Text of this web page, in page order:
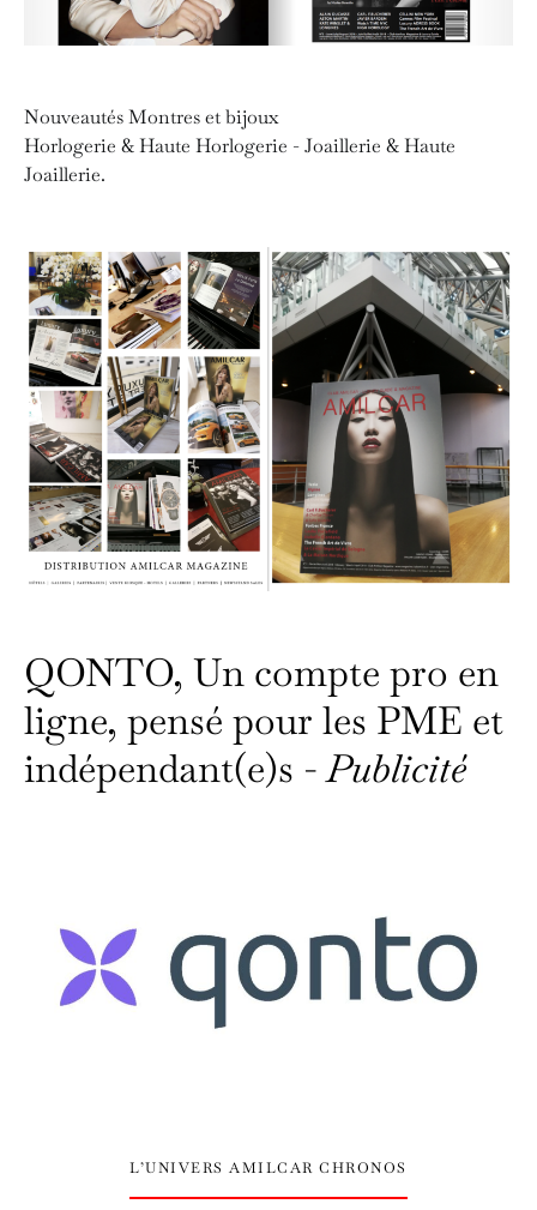
Nouveautés Montres et bijoux
Horlogerie & Haute Horlogerie - Joaillerie & Haute
Joaillerie.
QONTO, Un compte pro en
ligne, pensé pour les PME et
indépendant(e)s -Publicité
L’UNIVERS AMILCAR CHRONOS